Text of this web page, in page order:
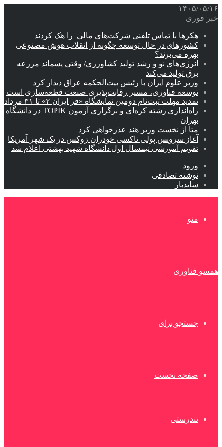
۱۴۰۵/۰۵/۱۶
خبر فوری
هکرها با تماس تلفنی شرکت‌های مالی را هک کردند
کشورهای در حال توسعه چگونه از انقلاب هوش مصنوعی
بهره می‌برند؟
انرژی‌های نو و رشد تولید کشاورزی/ وقتی پسماند مزرعه‌
برق تولید می‌کند
وزیر علوم ایران با رئیس بیت‌الحکمه عراق دیدار کرد
توسعه فناوری، مسیر رقابت‌پذیری صنعت قطعه‌سازی است
تمدید مهلت ثبت‌نام دومین نمایشگاه «فر ایران ۲» تا ۳۱ مرداد
راه‌اندازی رشته کره‌ای و برگزاری آزمون TOPIK در دانشگاه
تهران
متا از نخست وزیر هند عذرخواهی کرد
آغاز سرویس پولی تاکسی خودران زوکس در یک شهر آمریکا
تقویم آموزشی نیمسال اول دانشگاه شهید بهشتی اعلام شد
ورود
نوشته تصادفی
سایدبار
منو
همسو فناوری
جستجو برای
صفحه نخست
تندرستی